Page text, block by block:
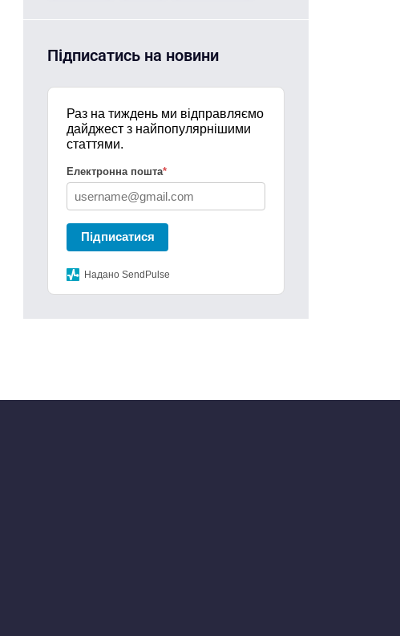
Підписатись на новини
Раз на тиждень ми відправляємо
дайджест з найпопулярнішими
статтями.
Електронна пошта*
Підписатися
Надано SendPulse